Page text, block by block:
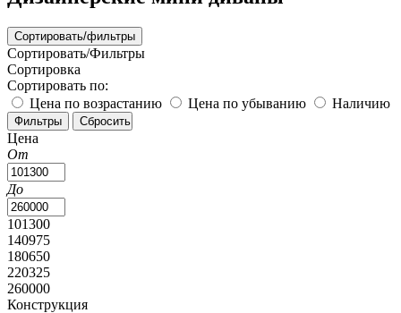
Сортировать/фильтры
Сортировать/Фильтры
Сортировка
Сортировать по:
Цена по возрастанию
Цена по убыванию Наличию
Цена
От
До
101300
140975
180650
220325
260000
Конструкция